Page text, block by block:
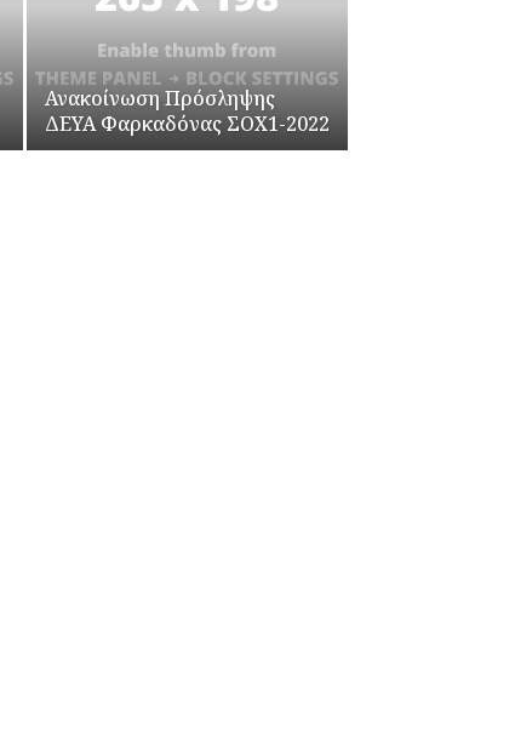
Ανακοίνωση Πρόσληψης
ΔΕΥΑ Φαρκαδόνας ΣΟΧ1-2022